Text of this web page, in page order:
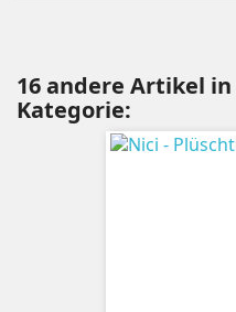
16 andere Artikel
Kategorie: